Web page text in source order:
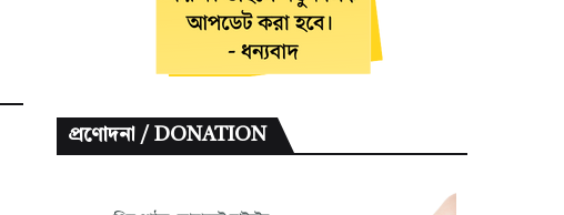
প্রণোদনা / DONATION